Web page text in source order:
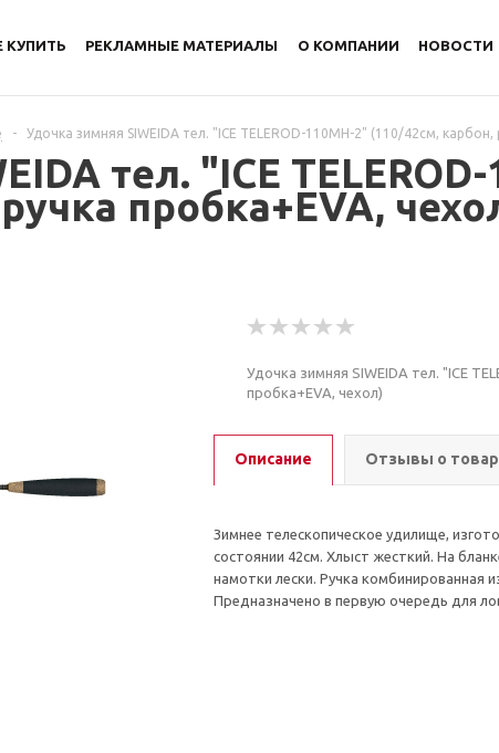
КУПИТЬ РЕКЛАМНЫЕ МАТЕРИАЛЫ О КОМПАНИИ НОВОСТИ
- Удочка зимняя SIWEIDA тел. "ICE TELEROD-110MH-2" (110/42см, карбон,
тел. "ICE
пробка+EVA,
Удочка зимняя SIWEIDA тел. "ICE
пробка+EVA, чехол)
Описание Отзывы о
Зимнее телескопическое удилище,
состоянии 42см. Хлыст жесткий. На
намотки лески. Ручка комбинированная
Предназначено в первую очередь для